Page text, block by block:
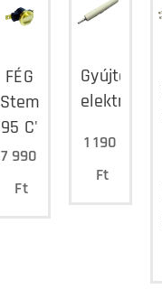
FÉG
Stemco
95 C'
7 990
Ft
Gyújtó
elektróda
1 190
Ft